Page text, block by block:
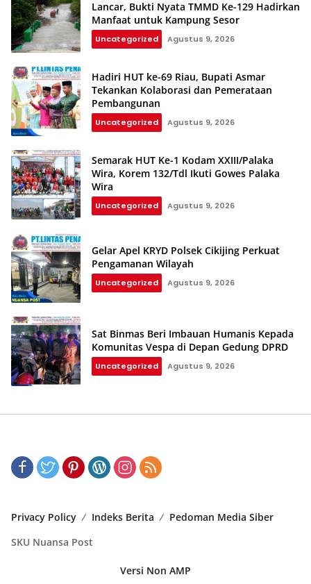
Lancar, Bukti Nyata TMMD Ke-129 Hadirkan
Manfaat untuk Kampung Sesor
Uncategorized Agustus 9, 2026
Hadiri HUT ke-69 Riau, Bupati Asmar
Tekankan Kolaborasi dan Pemerataan
Pembangunan
Uncategorized Agustus 9, 2026
Semarak HUT Ke-1 Kodam XXIII/Palaka
Wira, Korem 132/Tdl Ikuti Gowes Palaka
Wira
Uncategorized Agustus 9, 2026
Gelar Apel KRYD Polsek Cikijing Perkuat
Pengamanan Wilayah
Uncategorized Agustus 9, 2026
Sat Binmas Beri Imbauan Humanis Kepada
Komunitas Vespa di Depan Gedung DPRD
Uncategorized Agustus 9, 2026
Privacy Policy Indeks Berita
Pedoman Media Siber
SKU Nuansa Post
Versi Non AMP